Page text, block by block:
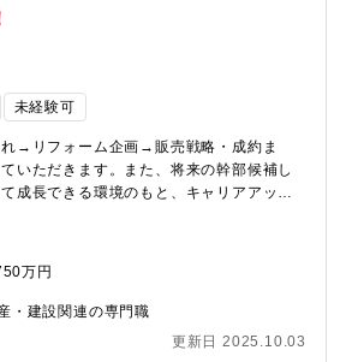
技術集団が最新の技術を駆使して、効率
にお応えします。【当社の特徴】当社
土木・建築、設計の各部門を有する総合
グ会社です。親会社である石原産業株式
市（本社）近辺の化学系コンビナートか
40％です。安定した売上基盤と、売上拡
バランスがよく、安定的に事業を拡大し
未経験可
→リフォーム企画→販売戦略・成約ま
いただきます。また、将来の幹部候補し
成長できる環境のもと、キャリアアップ
に住んでいただきたいか」お客様像をイ
の仕入れを行います。(2)リフォーム企
めることはなにかを考えながら、リフォ
きます。(3)販売：自ら企画したリフォー
を形にし、それを自らお客様に提案して
万円
・建設関連の専門職
更新日 2025.10.03